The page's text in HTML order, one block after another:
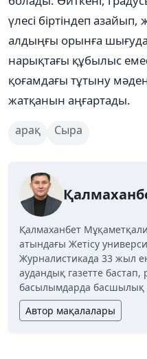
үлесі біртіндеп азайып,
алдыңғы орынға шығуда.
нарықтағы құбылыс
қоғамдағы тұтыну
жатқанын аңғартады.
арақ Сыра
Қалмаханбет
атындағы Жетісу
Журналистикада 33 жыл
аудандық газетте бастап,
басылымдарда басшылық
Автор мақалалары